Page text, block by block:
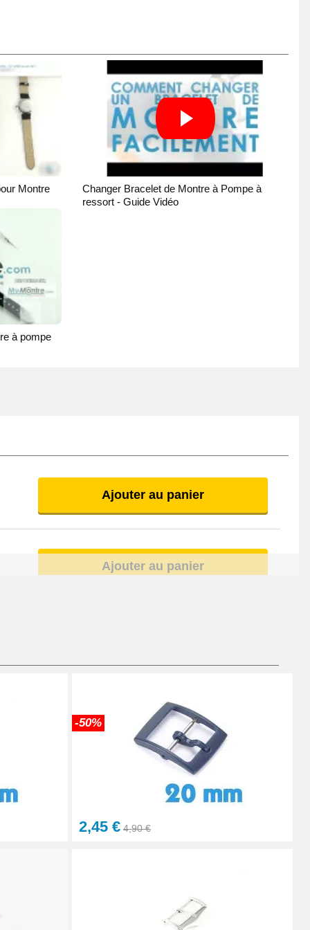
Montre
Changer Bracelet de Montre à Pompe à
ressort - Guide Vidéo
à pompe
Ajouter au panier
Ajouter au panier
Ajouter au panier
Ajouter au panier
Ajouter au panier
-50%
2,45 € 4,90 €